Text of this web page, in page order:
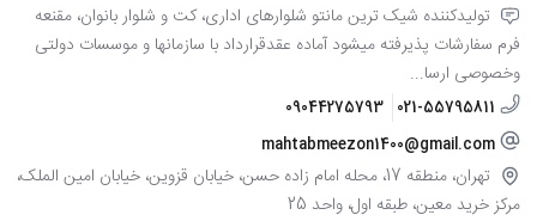
تولیدکننده شیک ترین مانتو شلوارهای اداری، کت و شلوار بانوان، مقنعه
فرم سفارشات پذیرفته میشود آماده عقدقرارداد با سازمانها و موسسات دولتی
وخصوصی ارسا...
021-55795811
09044275793
mahtabmeezon1400@gmail.com
تهران، منطقه 17، محله امام زاده حسن، خیابان قزوین، خیابان امین الملک،
مرکز خرید معین، طبقه اول، واحد 25